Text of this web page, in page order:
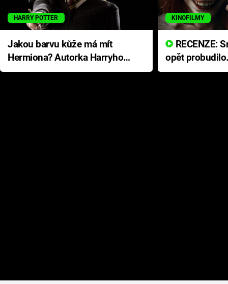
HARRY POTTER
Jakou barvu kůže má mít
Hermiona? Autorka Harryho
Pottera přišla s ráznou
KINOFILMY
opět
přichází s